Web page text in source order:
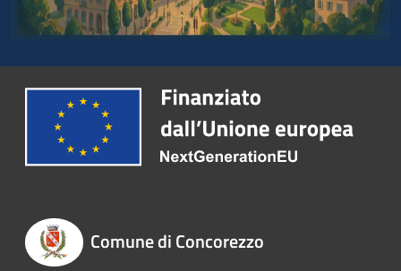
Comune di Concorezzo